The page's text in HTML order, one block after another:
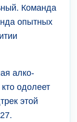
Команда
опытных
алко-
одолеет
этой